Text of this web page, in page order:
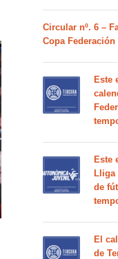
Circular nº. 6 –
Copa Federación
Este
Este
Lliga
de
El
de